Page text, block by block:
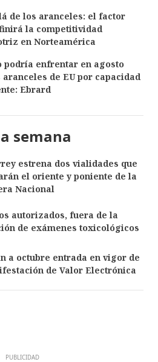
de los aranceles: el factor
la competitividad
en Norteamérica
podría enfrentar en agosto
aranceles de EU por capacidad
Ebrard
semana
estrena dos vialidades que
el oriente y poniente de la
Nacional
autorizados, fuera de la
de exámenes toxicológicos
a octubre entrada en vigor de
de Valor Electrónica
PUBLICIDAD